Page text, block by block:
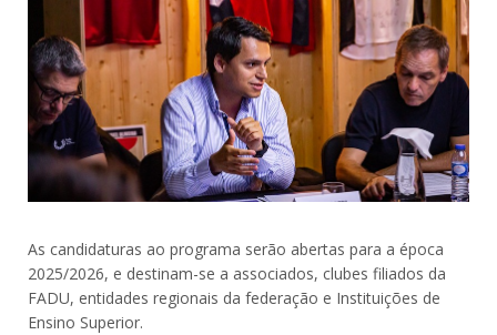
As candidaturas ao programa serão abertas para a época
2025/2026, e destinam-se a associados, clubes filiados da
FADU, entidades regionais da federação e Instituições de
Ensino Superior.